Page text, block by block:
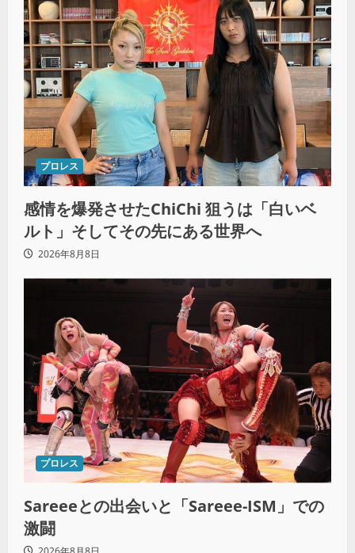
プロレス
感情を爆発させたChiChi 狙うは「白いベ
ルト」そしてその先にある世界へ
2026年8月8日
プロレス
Sareeeとの出会いと「Sareee-ISM」での
激闘